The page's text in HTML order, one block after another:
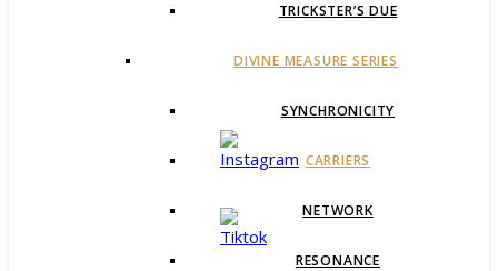
TRICKSTER’S DUE
DIVINE MEASURE SERIES
SYNCHRONICITY
CARRIERS
NETWORK
RESONANCE